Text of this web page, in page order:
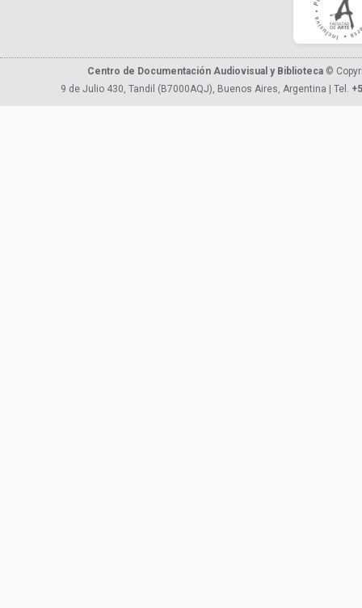
Centro de Documentación Audiovisual y Biblioteca ©
9 de Julio 430, Tandil (B7000AQJ), Buenos Aires, Argentina | Tel.